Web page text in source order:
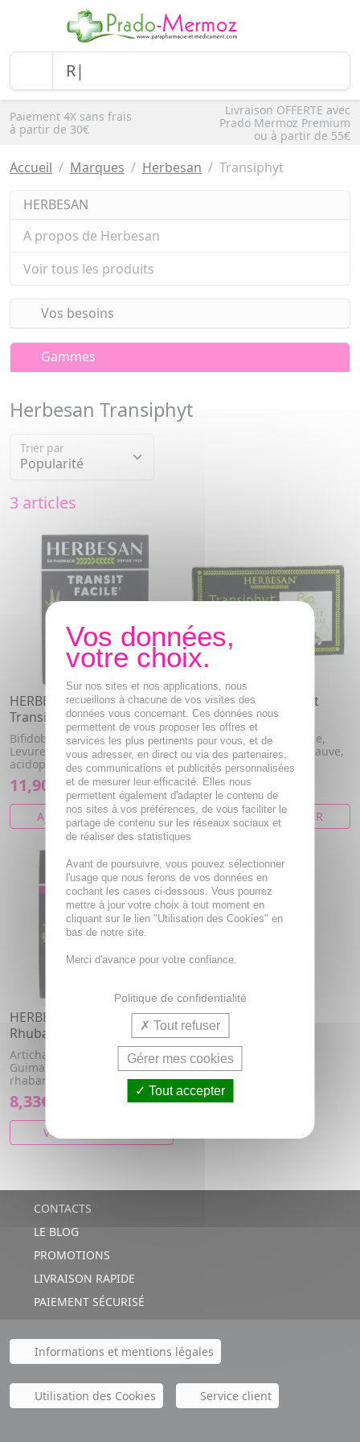
Paiement 4X sans frais
à partir de 30€
Livraison OFFERTE avec
Prado Mermoz Premium
ou à partir de 55€
Accueil Marques Herbesan Transiphyt
HERBESAN
A propos de Herbesan
Voir tous les produits
Vos besoins
Gammes
Herbesan Transiphyt
Trier par
3 articles
HERBESAN Transiphyt
Transit Facile 60 gélules
Bifidobacterium bifidum,
Levure de bière, Lactobacillus
acidophilus, Romarin, Chic...
11,90€
AJOUTER AU PANIER
HERBESAN Transiphyt
Infusion 20 sachets
Menthe poivrée, Badiane,
Chicorée, Fenouil, Guimauve,
Mauve, Rhubarbe
5,20€
AJOUTER AU PANIER
HERBESAN Transiphyt
Rhubarbe 90 comprimés
Artichaut, Basilic, Coriandre,
Guimauve, Mauve, Rheum
rhabarbarum, Rhubarbe
8,33€
VOIR CET ARTICLE
CONTACTS
LE BLOG
PROMOTIONS
LIVRAISON RAPIDE
PAIEMENT SÉCURISÉ
Informations et mentions légales
Utilisation des Cookies Service client
Sur nos sites et nos applications, nous
recueillons à chacune de vos visites des
données vous concernant. Ces données nous
permettent de vous proposer les offres et
services les plus pertinents pour vous, et de
vous adresser, en direct ou via des partenaires,
des communications et publicités personnalisées
et de mesurer leur efficacité. Elles nous
permettent également d'adapter le contenu de
nos sites à vos préférences, de vous faciliter le
partage de contenu sur les réseaux sociaux et
de réaliser des statistiques
Avant de poursuivre, vous pouvez sélectionner
l'usage que nous ferons de vos données en
cochant les cases ci-dessous. Vous pourrez
mettre à jour votre choix à tout moment en
cliquant sur le lien "Utilisation des Cookies" en
bas de notre site.
Merci d'avance pour votre confiance.
Politique de confidentialité
Tout refuser
Gérer mes cookies
Tout accepter